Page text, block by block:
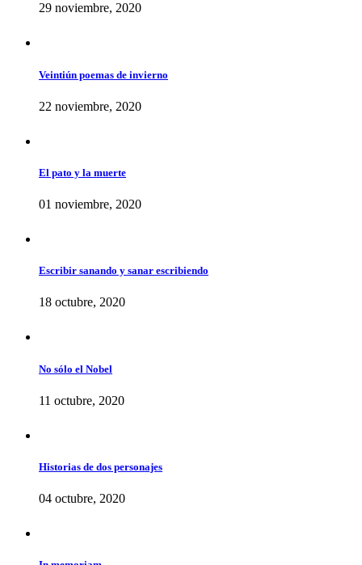
29 noviembre, 2020
Veintiún poemas de invierno
22 noviembre, 2020
El pato y la muerte
01 noviembre, 2020
Escribir sanando y sanar escribiendo
18 octubre, 2020
No sólo el Nobel
11 octubre, 2020
Historias de dos personajes
04 octubre, 2020